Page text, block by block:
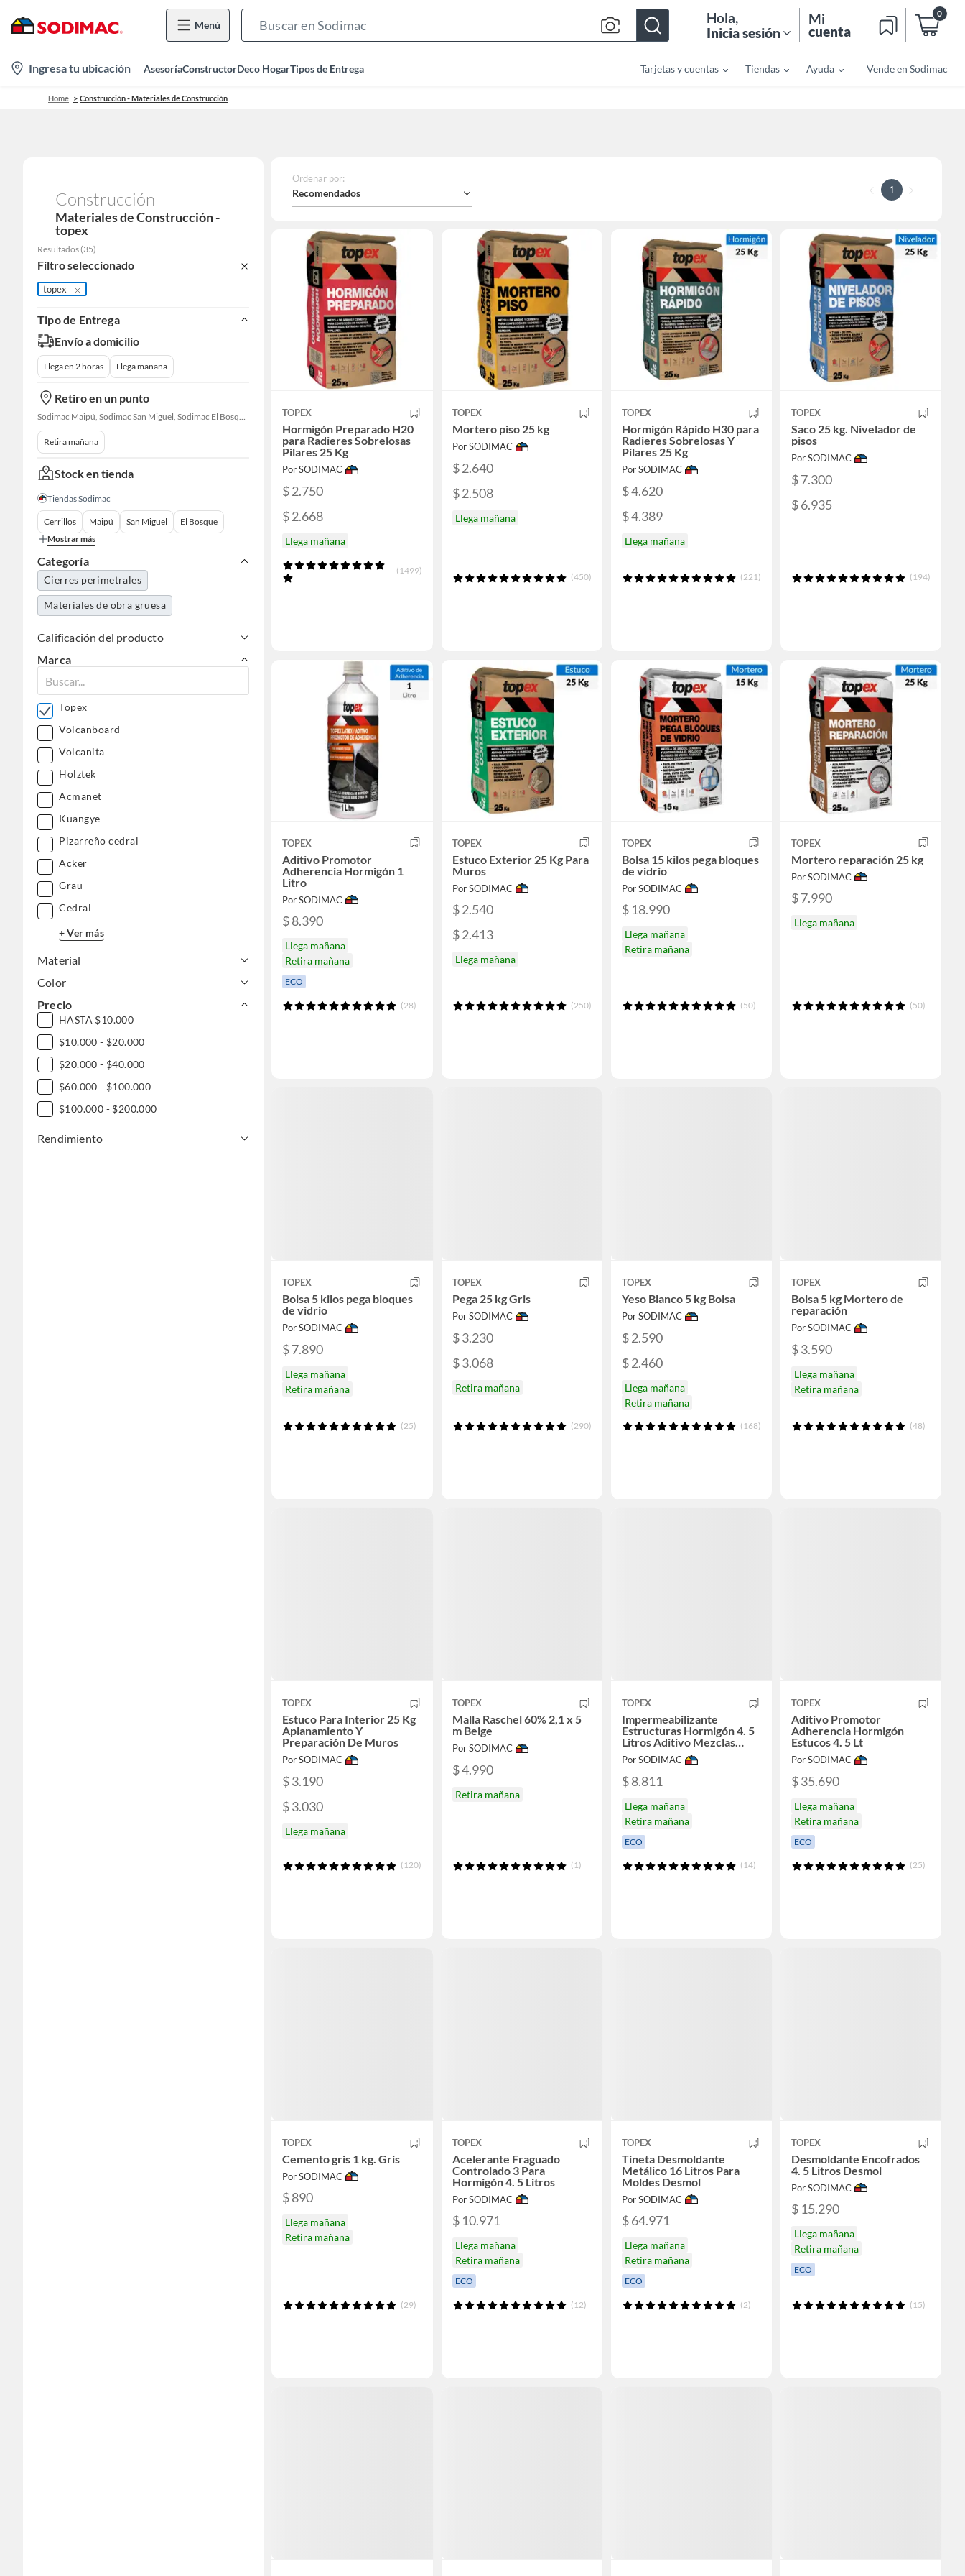
Menú
Bar
Hola,
Inicia sesión
Mi
cuenta
0
location-
icon
Ingresa tu ubicación AsesoríaConstructorDeco HogarTipos de Entrega Tarjetas y cuentas Tiendas Ayuda Vende en Sodimac
Home Construcción - Materiales de Construcción
Construcción
Materiales de Construcción -
topex
Resultados (35)
Filtro seleccionado
topex
Tipo de Entrega
Envío a domicilio
Llega en 2 horas Llega mañana
Retiro en un punto
Sodimac Maipú, Sodimac San Miguel, Sodimac El Bosque, Sodimac San Bernardo, Constructor Cantagallo, Sodimac Talagante
Retira mañana
Stock en tienda
Tiendas Sodimac
Cerrillos Maipú San Miguel
El Bosque
Mostrar más
Categoría
Cierres perimetrales
Materiales de obra gruesa
Calificación del producto
Marca
Topex
Volcanboard
Volcanita
Holztek
Acmanet
Kuangye
Pizarreño cedral
Acker
Grau
Cedral
+ Ver más
Material
Color
Precio
HASTA $10.000
$10.000 - $20.000
$20.000 - $40.000
$60.000 - $100.000
$100.000 - $200.000
Rendimiento
Ordenar por:
Recomendados 1
TOPEX
Hormigón Preparado H20
para Radieres Sobrelosas
Pilares 25 Kg
Por SODIMAC
$ 2.750
$ 2.668
Llega mañana
(1499)
TOPEX
Mortero piso 25 kg
Por SODIMAC
$ 2.640
$ 2.508
Llega mañana
(450)
TOPEX
Hormigón Rápido H30 para
Radieres Sobrelosas Y
Pilares 25 Kg
Por SODIMAC
$ 4.620
$ 4.389
Llega mañana
(221)
TOPEX
Saco 25 kg. Nivelador de
pisos
Por SODIMAC
$ 7.300
$ 6.935
(194)
TOPEX
Aditivo Promotor
Adherencia Hormigón 1
Litro
Por SODIMAC
$ 8.390
Llega mañana
Retira mañana
ECO
(28)
TOPEX
Estuco Exterior 25 Kg Para
Muros
Por SODIMAC
$ 2.540
$ 2.413
Llega mañana
(250)
TOPEX
Bolsa 15 kilos pega bloques
de vidrio
Por SODIMAC
$ 18.990
Llega mañana
Retira mañana
(50)
TOPEX
Mortero reparación 25 kg
Por SODIMAC
$ 7.990
Llega mañana
(50)
TOPEX
Bolsa 5 kilos pega bloques
de vidrio
Por SODIMAC
$ 7.890
Llega mañana
Retira mañana
(25)
TOPEX
Pega 25 kg Gris
Por SODIMAC
$ 3.230
$ 3.068
Retira mañana
(290)
TOPEX
Yeso Blanco 5 kg Bolsa
Por SODIMAC
$ 2.590
$ 2.460
Llega mañana
Retira mañana
(168)
TOPEX
Bolsa 5 kg Mortero de
reparación
Por SODIMAC
$ 3.590
Llega mañana
Retira mañana
(48)
TOPEX
Estuco Para Interior 25 Kg
Aplanamiento Y
Preparación De Muros
Por SODIMAC
$ 3.190
$ 3.030
Llega mañana
(120)
TOPEX
Malla Raschel 60% 2,1 x 5
m Beige
Por SODIMAC
$ 4.990
Retira mañana
(1)
TOPEX
Impermeabilizante
Estructuras Hormigón 4. 5
Litros Aditivo Mezclas
Cementicias
Por SODIMAC
$ 8.811
Llega mañana
Retira mañana
ECO
(14)
TOPEX
Aditivo Promotor
Adherencia Hormigón
Estucos 4. 5 Lt
Por SODIMAC
$ 35.690
Llega mañana
Retira mañana
ECO
(25)
TOPEX
Cemento gris 1 kg. Gris
Por SODIMAC
$ 890
Llega mañana
Retira mañana
(29)
TOPEX
Acelerante Fraguado
Controlado 3 Para
Hormigón 4. 5 Litros
Por SODIMAC
$ 10.971
Llega mañana
Retira mañana
ECO
(12)
TOPEX
Tineta Desmoldante
Metálico 16 Litros Para
Moldes Desmol
Por SODIMAC
$ 64.971
Llega mañana
Retira mañana
ECO
(2)
TOPEX
Desmoldante Encofrados
4. 5 Litros Desmol
Por SODIMAC
$ 15.290
Llega mañana
Retira mañana
ECO
(15)